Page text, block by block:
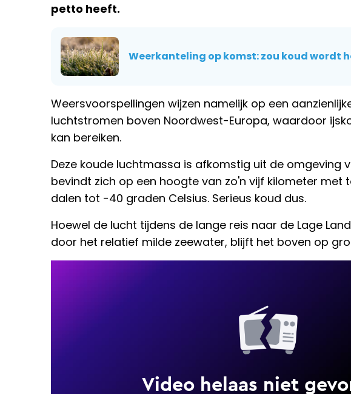
petto heeft.
Weerkanteling op komst: zou koud wordt
Weersvoorspellingen wijzen namelijk op een
luchtstromen boven Noordwest-Europa, waardoor
kan bereiken.
Deze koude luchtmassa is afkomstig uit de omgeving
bevindt zich op een hoogte van zo'n vijf kilometer met
dalen tot -40 graden Celsius. Serieus koud dus.
Hoewel de lucht tijdens de lange reis naar de Lage
door het relatief milde zeewater, blijft het boven op